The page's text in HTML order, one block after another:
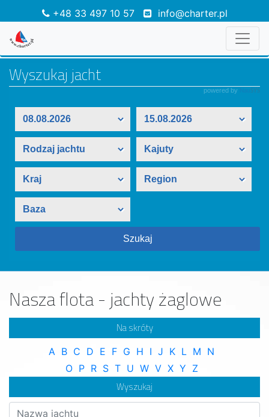
+48 33 497 10 57 info@charter.pl
Nasza flota - jachty żaglowe
Na skróty
A B C D E F G H I J K L M N
O P R S T U W V X Y Z
Wyszukaj